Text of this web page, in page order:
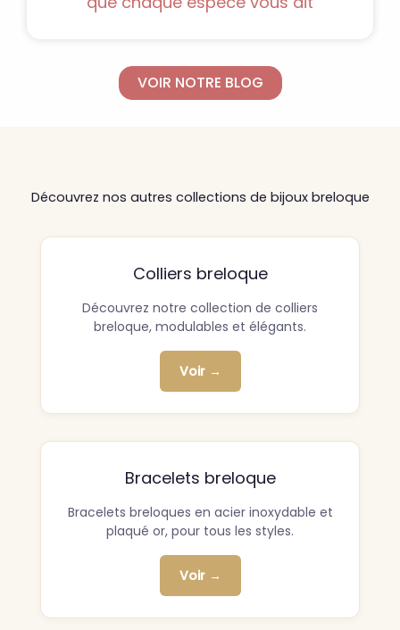
VOIR NOTRE BLOG
Découvrez nos autres collections de bijoux breloque
Colliers breloque
Découvrez notre collection de colliers
breloque, modulables et élégants.
Voir →
Bracelets breloque
Bracelets breloques en acier inoxydable et
plaqué or, pour tous les styles.
Voir →